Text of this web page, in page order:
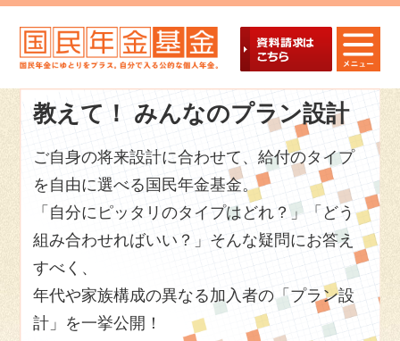
教えて！ みんなのプラン設計
ご自身の将来設計に合わせて、給付のタイプ
を自由に選べる国民年金基金。
「自分にピッタリのタイプはどれ？」「どう
組み合わせればいい？」そんな疑問にお答え
すべく、
年代や家族構成の異なる加入者の「プラン設
計」を一挙公開！